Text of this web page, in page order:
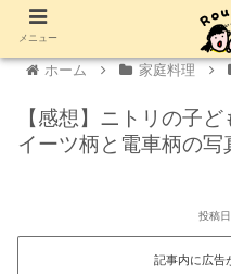
ホーム 家庭料理
【感想】ニトリの子
イーツ柄と電車柄の写
記事内に広告
メニュー